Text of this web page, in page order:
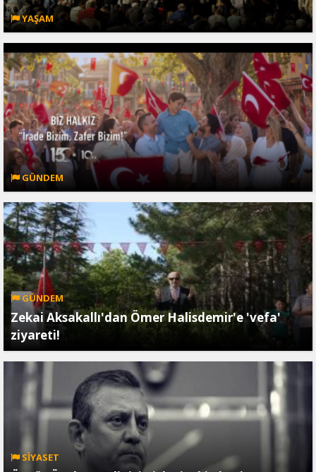
YAŞAM
GÜNDEM
GÜNDEM
Zekai Aksakallı'dan Ömer Halisdemir'e 'vefa'
ziyareti!
SİYASET